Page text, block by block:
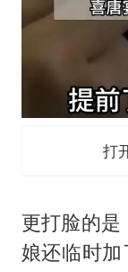
打
更打脸的
娘还临时加